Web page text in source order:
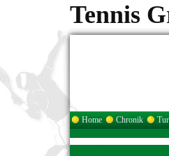
Tennis
Home Chronik